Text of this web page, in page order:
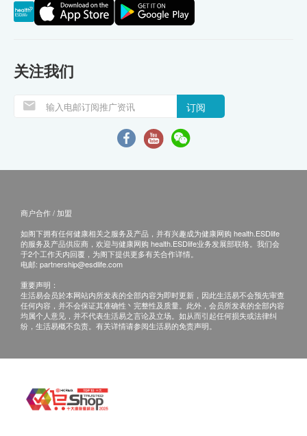
关注我们
订阅
商户合作 / 加盟
如阁下拥有任何健康相关之服务及产品，并有兴趣成为健康网购 health.ESDlife
的服务及产品供应商，欢迎与健康网购 health.ESDlife业务发展部联络。我们会
于2个工作天内回覆，为阁下提供更多有关合作详情。
电邮: partnership@esdlife.com
重要声明：
生活易会员於本网站内所发表的全部内容为即时更新，因此生活易不会预先审查
任何内容，并不会保证其准确性丶完整性及质量。此外，会员所发表的全部内容
均属个人意见，并不代表生活易之言论及立场。如从而引起任何损失或法律纠
纷，生活易概不负责。有关详情请参阅生活易的免责声明。